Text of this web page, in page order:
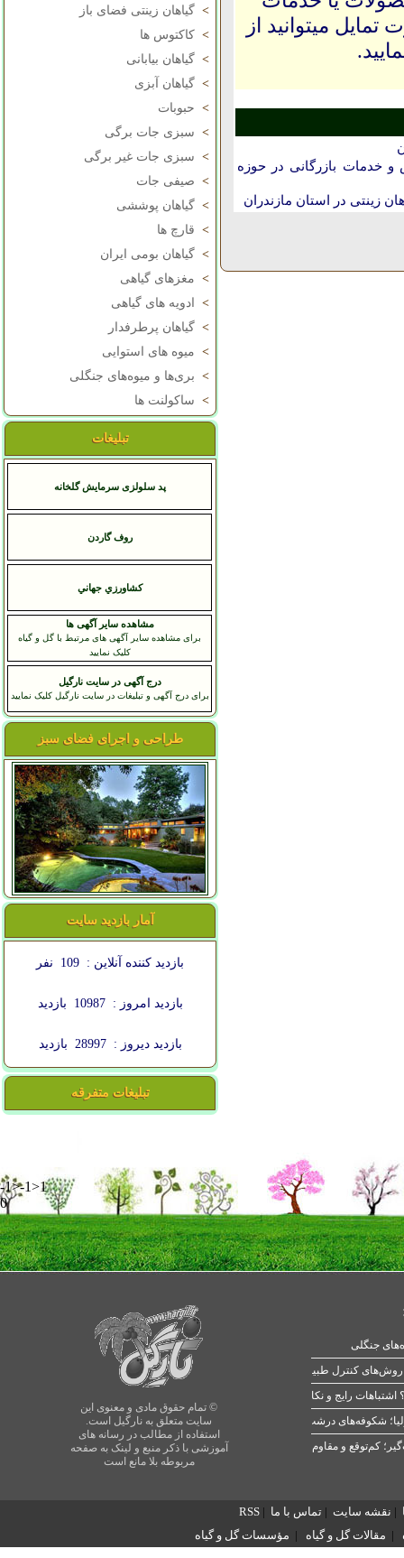
> گیاهان زینتی فضای باز
> کاکتوس ها
> گیاهان بیابانی
> گیاهان آبزی
> حبوبات
> سبزی جات برگی
> سبزی جات غیر برگی
> صیفی جات
> گیاهان پوششی
> قارچ ها
> گیاهان بومی ایران
> مغزهای گیاهی
>
ادویه های گیاهی
> گیاهان پرطرفدار
> میوه های استوایی
> بری‌ها و میوه‌های جنگلی
> ساکولنت ها
تبلیغات
پد سلولزی سرمایش گلخانه
روف گاردن
کشاورزي جهاني
مشاهده سایر آگهی ها
برای مشاهده سایر آگهی های مرتبط با گل و گیاه
کلیک نمایید
درج آگهی در سایت نارگیل
برای درج آگهی و تبلیغات در سایت نارگیل کلیک نمایید
طراحی و اجرای فضای سبز
آمار بازدید سایت
بازدید کننده آنلاین : 109 نفر
بازدید امروز : 10987 بازدید
بازدید دیروز : 28997 بازدید
تبلیغات متفرقه
میتوانید از
خدمات بازرگانی در حوزه
زینتی در استان مازندران
-1>-1>1
0
© تمام حقوق مادی و معنوی این
سایت متعلق به نارگیل است.
استفاده از مطالب در رسانه های
آموزشی با ذکر منبع و لینک به صفحه
مربوطه بلا مانع است
جنگلی
رایج و نکات طلایی
شکوفه‌های درشت در بهار
| نقشه سایت | تماس با ما |
RSS
| مقالات گل و گیاه | مؤسسات گل و گیاه